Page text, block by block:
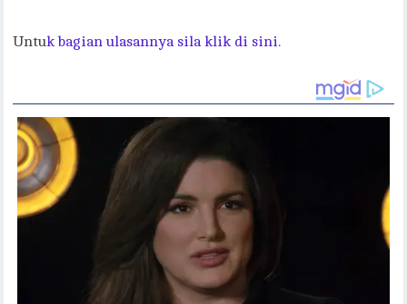
Untuk bagian ulasannya sila klik di sini.